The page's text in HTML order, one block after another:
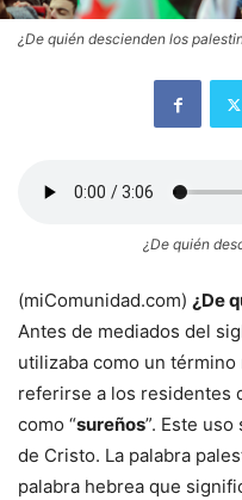
¿De quién descienden los
¿De quién
(miComunidad.com) ¿De
Antes de mediados del
utilizaba como un
referirse a los residentes
como “sureños”. Este
de Cristo. La palabra
palabra hebrea que